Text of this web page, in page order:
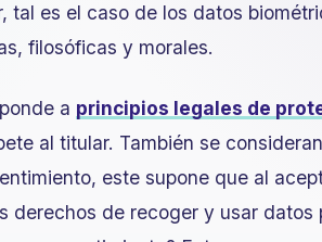
es el caso de los datos
filosóficas y morales.
a principios legales de
al titular. También se
este supone que al
derechos de recoger y usar datos